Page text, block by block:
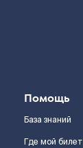
Помощь
База знаний
Где мой билет